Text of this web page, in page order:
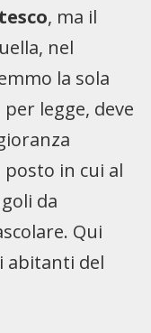
, ma il
nel
la sola
legge, deve
in cui al
da
Qui
abitanti del